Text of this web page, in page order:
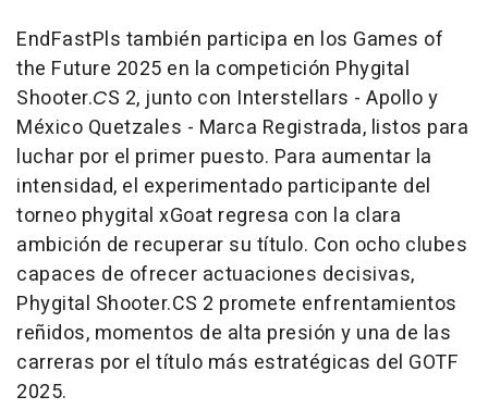
EndFastPls también participa en los Games of
the Future 2025 en la competición Phygital
Shooter.СS 2, junto con Interstellars - Apollo y
México Quetzales - Marca Registrada, listos para
luchar por el primer puesto. Para aumentar la
intensidad, el experimentado participante del
torneo phygital xGoat regresa con la clara
ambición de recuperar su título. Con ocho clubes
capaces de ofrecer actuaciones decisivas,
Phygital Shooter.CS 2 promete enfrentamientos
reñidos, momentos de alta presión y una de las
carreras por el título más estratégicas del GOTF
2025.